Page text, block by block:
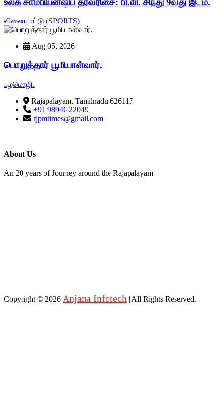
விளையாட்டு (SPORTS)
Aug 05, 2026
பொறுத்தார் பூமியாள்வார்.
பழமொழி.
Rajapalayam, Tamilnadu 626117
+91 98946 22049
rjpmtimes@gmail.com
About Us
An 20 years of Journey around the Rajapalayam
Copyright © 2026 Anjana Infotech | All Rights Reserved.